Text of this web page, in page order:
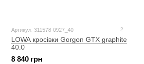
Артикул: 311578-0927_40 2
LOWA кросівки Gorgon GTX graphite
40.0
8 840 грн